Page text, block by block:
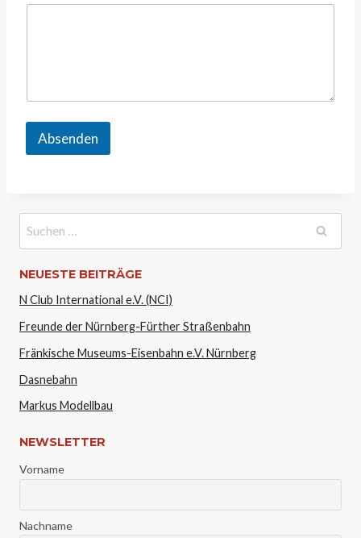
Absenden
nach:
NEUESTE BEITRÄGE
N Club International e.V. (NCI)
Freunde der Nürnberg-Fürther Straßenbahn
Fränkische Museums-Eisenbahn e.V. Nürnberg
Dasnebahn
Markus Modellbau
NEWSLETTER
Vorname
Nachname